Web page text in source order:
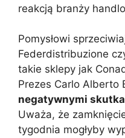
reakcją branży
Pomysłowi
Federdistribuzione
takie sklepy jak
Prezes Carlo Alberto
negatywnymi
Uważa, że
tygodnia mogłyby